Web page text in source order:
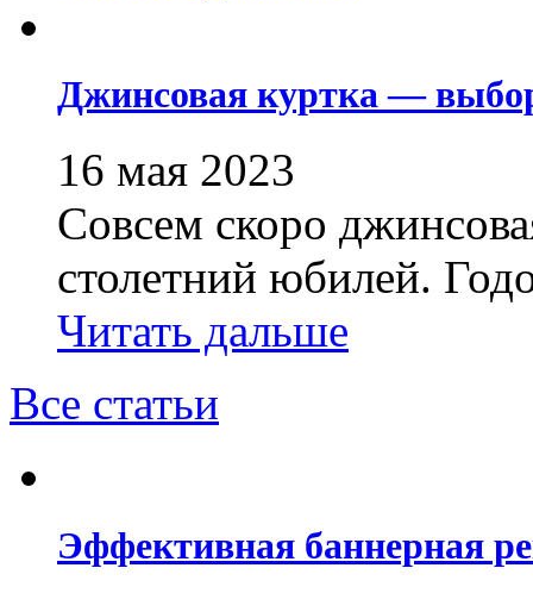
Джинсовая куртка —
16 мая 2023
Совсем скоро
столетний юбилей.
Читать дальше
Все статьи
Эффективная баннерная